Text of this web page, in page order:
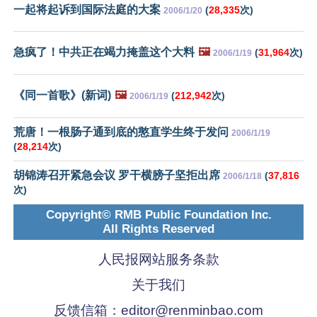
一起将起诉到国际法庭的大案 2006/1/20 (28,335次)
急疯了！中共正在竭力掩盖这个大料 🖼️ 2006/1/19 (31,964次)
《同一首歌》(新词) 🖼️ 2006/1/19 (212,942次)
荒唐！一根肠子通到底的憨直学生终于发问 2006/1/19
(28,214次)
胡锦涛召开紧急会议 罗干横膀子坚拒出席 2006/1/18 (37,816
次)
Copyright© RMB Public Foundation Inc.
All Rights Reserved
人民报网站服务条款
关于我们
反馈信箱： editor@renminbao.com